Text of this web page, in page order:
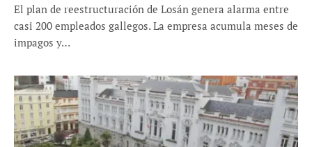
El plan de reestructuración de Losán genera alarma entre
casi 200 empleados gallegos. La empresa acumula meses de
impagos y…